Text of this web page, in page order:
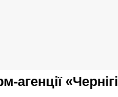
агенції